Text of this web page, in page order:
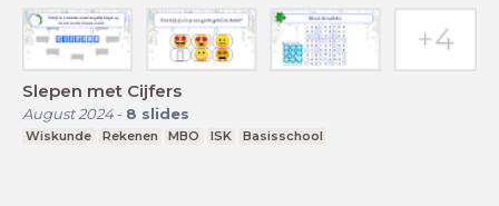
Slepen met Cijfers
August 2024- 8 slides
Wiskunde Rekenen MBO ISK Basisschool